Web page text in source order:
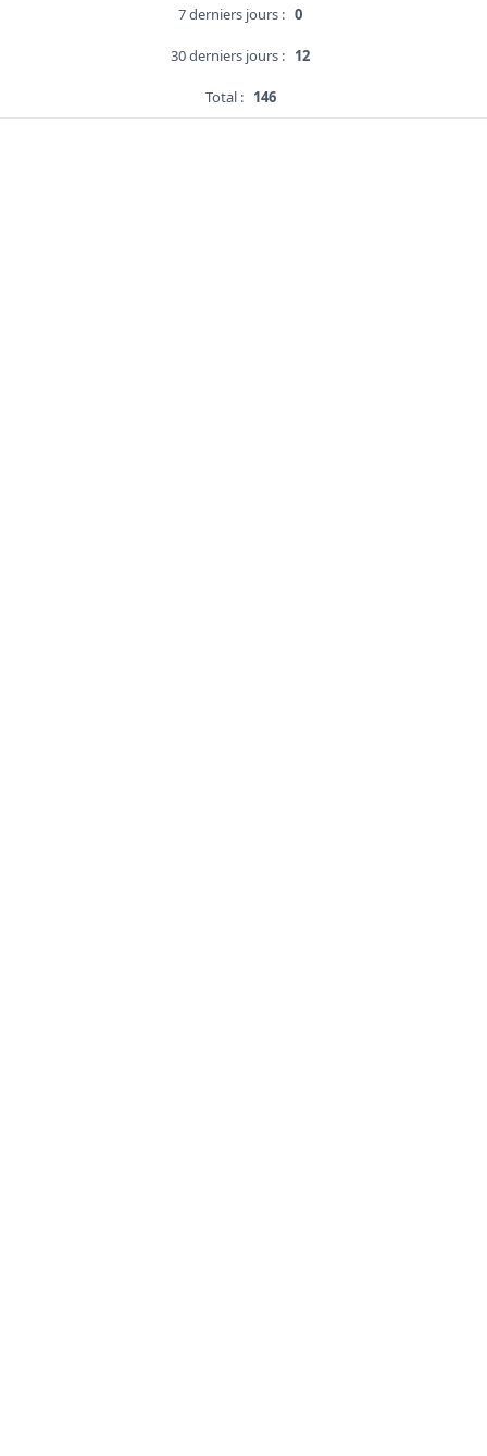
7 derniers jours : 0
30 derniers jours : 12
Total : 146